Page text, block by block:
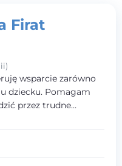
Firat
wsparcie zarówno
dziecku. Pomagam
przez trudne
na
i otwartej
doświadczenie w
mierzącymi się